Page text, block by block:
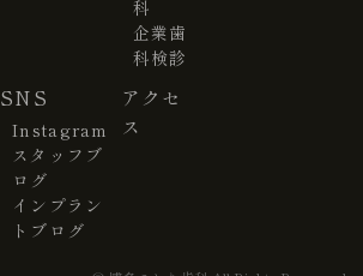
科
企業歯
科検診
SNS
Instagram
スタッフブ
ログ
インプラン
トブログ
アクセ
ス